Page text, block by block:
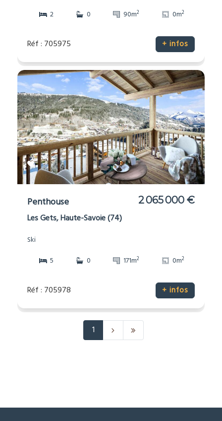
2
0 90m2 0m2
Réf : 705975 + infos
Penthouse 2 065 000 €
Les Gets, Haute-Savoie (74)
Ski
5
0 171m2 0m2
Réf : 705978 + infos
1